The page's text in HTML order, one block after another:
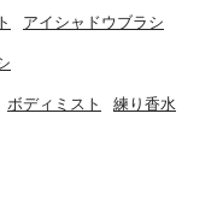
アイシャドウブラシ
ボディミスト 練り香水